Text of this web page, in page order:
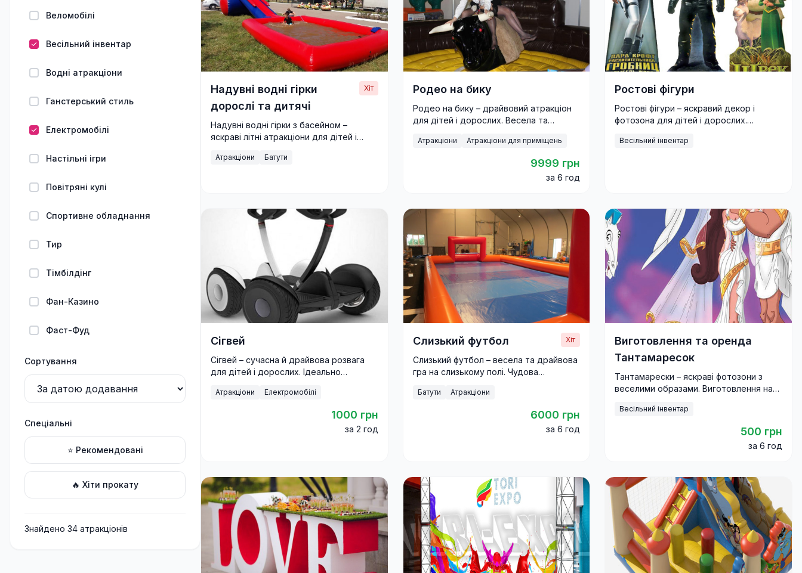
Веломобілі
Весільний інвентар
Водні атракціони
Ганстерський стиль
Електромобілі
Настільні ігри
Повітряні кулі
Спортивне обладнання
Тир
Тімбілдінг
Фан-Казино
Фаст-Фуд
Сортування
Спеціальні
⭐ Рекомендовані
🔥 Хіти прокату
Знайдено 34 атракціонів
Надувні водні гірки
дорослі та дитячі
Хіт
Надувні водні гірки з басейном –
яскраві літні атракціони для дітей і
фестивалів і відпочинку на природі.
Атракціони Батути
Родео на бику
Родео на бику – драйвовий атракціон
для дітей і дорослих. Весела та
і корпоративів.
Атракціони Атракціони для приміщень
9999 грн
за 6 год
Ростові фігури
Ростові фігури – яскравий декор і
фотозона для дітей і дорослих.
корпоративів та фестивалів.
Весільний інвентар
Сігвей
Сігвей – сучасна й драйвова розвага
для дітей і дорослих. Ідеально
корпоративних заходів.
Атракціони Електромобілі
1000 грн
за 2 год
Слизький футбол Хіт
Слизький футбол – весела та драйвова
гра на слизькому полі. Чудова
на будь-яке свято.
Батути Атракціони
6000 грн
за 6 год
Виготовлення та оренда
Тантамаресок
Тантамарески – яскраві фотозони з
веселими образами. Виготовлення на
Україні.
Весільний інвентар
500 грн
за 6 год